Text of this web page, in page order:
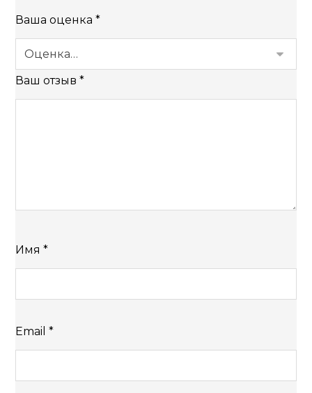
Ваша оценка*
Ваш отзыв*
Имя*
Email*